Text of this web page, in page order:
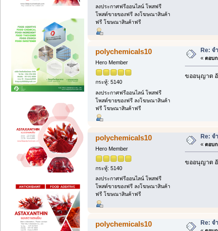
ลงประกาศฟรีออนไลน์ โพสฟรี
โพสต์ขายของฟรี ลงโฆษณาสินค้า
ฟรี โฆษณาสินค้าฟรี
polychemicals10
Hero Member
กระทู้: 5140
ลงประกาศฟรีออนไลน์ โพสฟรี
โพสต์ขายของฟรี ลงโฆษณาสินค้า
ฟรี โฆษณาสินค้าฟรี
Re: จ
« ตอบก
ขออนุญาต
polychemicals10
Hero Member
กระทู้: 5140
ลงประกาศฟรีออนไลน์ โพสฟรี
โพสต์ขายของฟรี ลงโฆษณาสินค้า
ฟรี โฆษณาสินค้าฟรี
Re: จ
« ตอบก
ขออนุญาต
polychemicals10 Re: จ